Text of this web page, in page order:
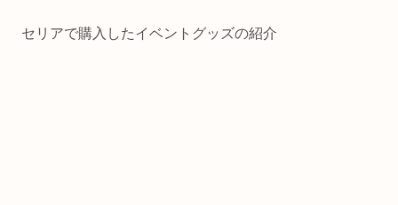
セリアで購入したイベントグッズの紹介